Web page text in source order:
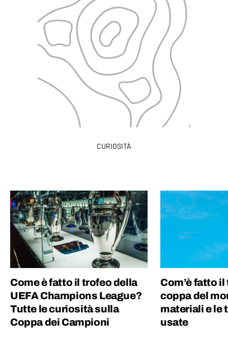
CURIOSITÀ
Come è fatto il trofeo della
UEFA Champions League?
Tutte le curiosità sulla
Coppa dei Campioni
Com’è fatto
coppa del
materiali e le
usate